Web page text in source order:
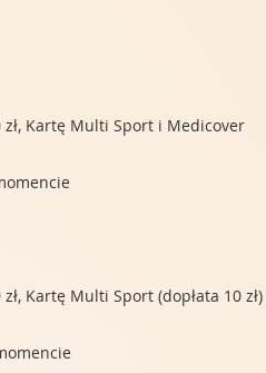
Kartę Multi Sport i Medicover
Kartę Multi Sport (dopłata 10